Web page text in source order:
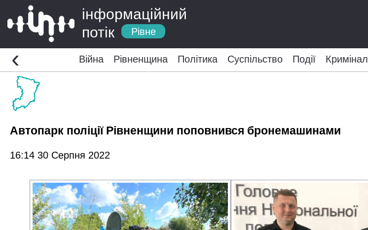
інформаційний
потік
Рівне
Війна Рівненщина Політика Суспільство Події Кримінал
‹
Автопарк поліції Рівненщини поповнився бронемашинами
16:14 30 Серпня 2022